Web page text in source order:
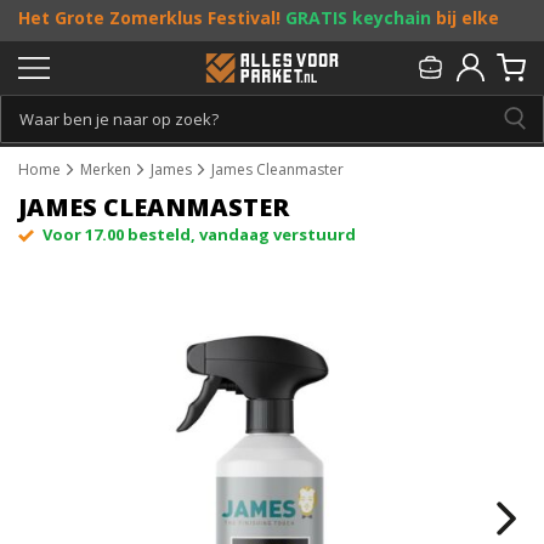
Het Grote Zomerklus Festival! GRATIS keychain bij elke
bestelling vanaf €25, entoffe acties! Doe je mee?
Persoonlijk & gratis advies:013 - 207 00 01
Home Merken James James Cleanmaster
JAMES CLEANMASTER
Voor 17.00 besteld, vandaag verstuurd